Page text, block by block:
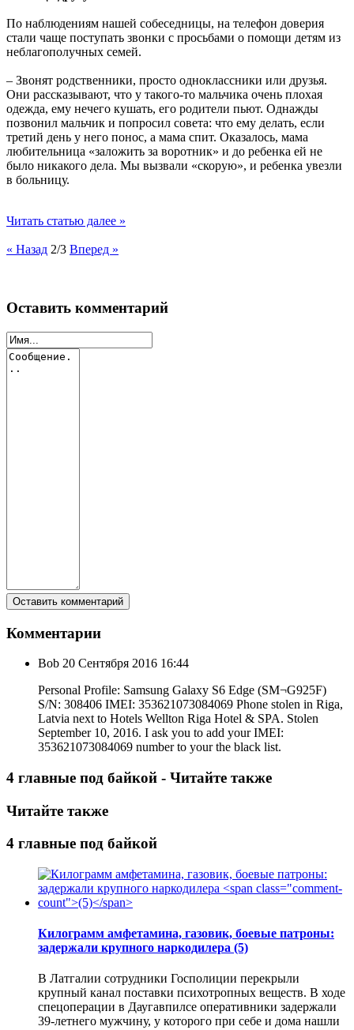
По наблюдениям нашей собеседницы, на телефон доверия
стали чаще поступать звонки с просьбами о помощи детям из
неблагополучных семей.
– Звонят родственники, просто одноклассники или друзья.
Они рассказывают, что у такого-то мальчика очень плохая
одежда, ему нечего кушать, его родители пьют. Однажды
позвонил мальчик и попросил совета: что ему делать, если
третий день у него понос, а мама спит. Оказалось, мама
любительница «заложить за воротник» и до ребенка ей не
было никакого дела. Мы вызвали «скорую», и ребенка увезли
в больницу.
Читать статью далее »
« Назад 2/3 Вперед »
Оставить комментарий
Комментарии
Bob 20 Сентября 2016 16:44
Personal Profile: Samsung Galaxy S6 Edge (SM¬G925F)
S/N: 308406 IMEI: 353621073084069 Phone stolen in Riga,
Latvia next to Hotels Wellton Riga Hotel & SPA. Stolen
September 10, 2016. I ask you to add your IMEI:
353621073084069 number to your the black list.
4 главные под байкой - Читайте также
Читайте также
4 главные под байкой
Килограмм амфетамина, газовик, боевые патроны:
задержали крупного наркодилера (5)
В Латгалии сотрудники Госполиции перекрыли
крупный канал поставки психотропных веществ. В ходе
спецоперации в Даугавпилсе оперативники задержали
39-летнего мужчину, у которого при себе и дома нашли